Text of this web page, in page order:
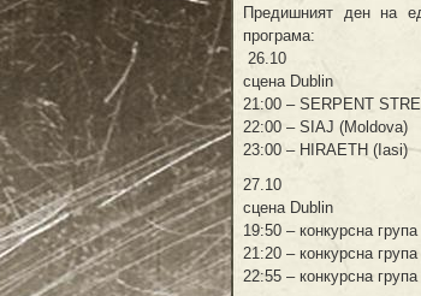
Предишният ден на
програма:
26.10
сцена Dublin
21:00 – SERPENT
22:00 – SIAJ (Moldova)
23:00 – HIRAETH (Iasi)
27.10
сцена Dublin
19:50 – конкурсна група
21:20 – конкурсна група
22:55 – конкурсна група